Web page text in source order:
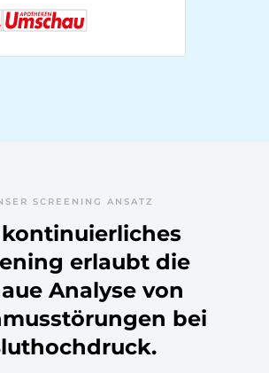
SCREENING ANSATZ
kontinuierliches
erlaubt die
Analyse von
bei